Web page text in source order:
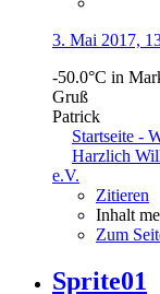
3. Mai 2017,
-50.0°C in
Gruß
Patrick
Startseite -
Harzlich
e.V.
Zitieren
Inhalt
Zum
Sprite01